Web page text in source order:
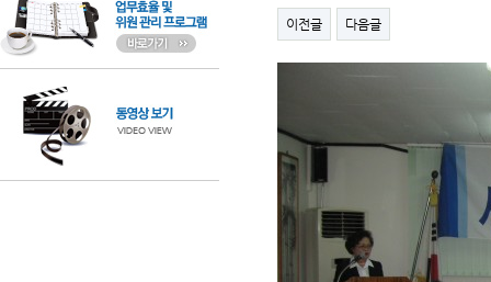
이전글 다음글